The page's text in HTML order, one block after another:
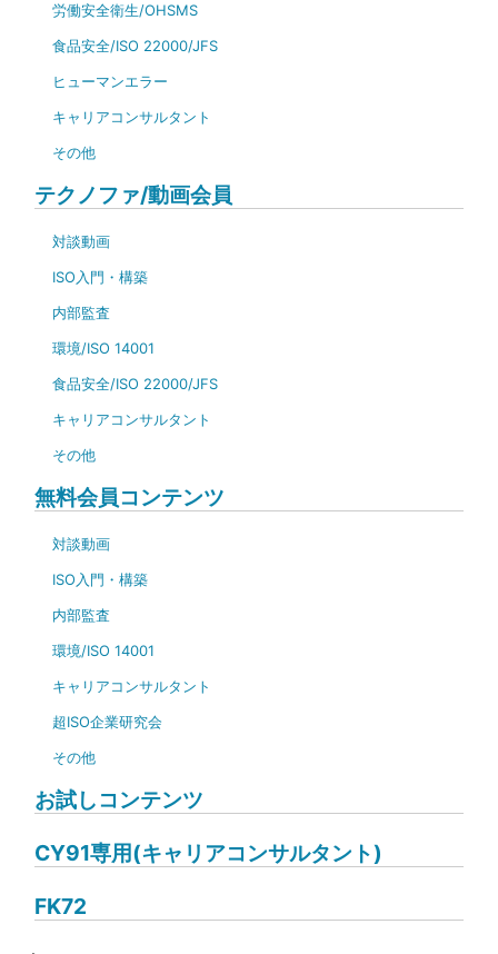
労働安全衛生/OHSMS
食品安全/ISO 22000/JFS
ヒューマンエラー
キャリアコンサルタント
その他
テクノファ/動画会員
対談動画
ISO入門・構築
内部監査
環境/ISO 14001
食品安全/ISO 22000/JFS
キャリアコンサルタント
その他
無料会員コンテンツ
対談動画
ISO入門・構築
内部監査
環境/ISO 14001
キャリアコンサルタント
超ISO企業研究会
その他
お試しコンテンツ
CY91専用(キャリアコンサルタント)
FK72